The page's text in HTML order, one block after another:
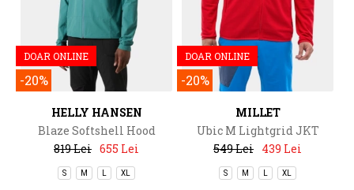
DOAR ONLINE
-20%
HELLY HANSEN
Blaze Softshell Hood
819 Lei 655 Lei
S M XL
DOAR ONLINE
-20%
MILLET
Ubic M Lightgrid JKT
549 Lei 439 Lei
S M XL